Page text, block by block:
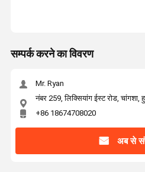
सम्पर्क करने का विवरण
Mr. Ryan
नंबर 259, लिक्सियांग ईस्ट रोड, चांगशा,
+86 18674708020
अब से